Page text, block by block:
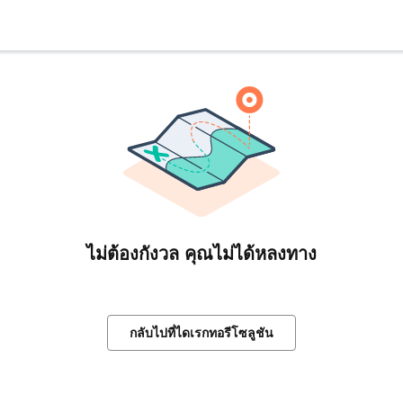
ไม่ต้องกังวล คุณไม่ได้หลงทาง
กลับไปที่ไดเรกทอรีโซลูชัน